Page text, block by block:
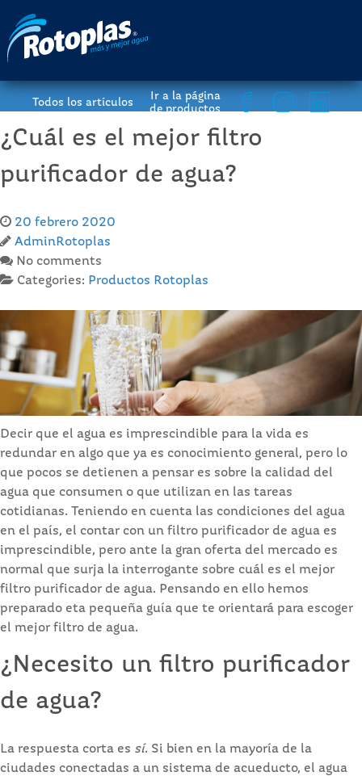
Todos los artículos
Ir a la página
de productos
¿Cuál es el mejor filtro
purificador de agua?
20 febrero 2020
AdminRotoplas
No comments
Categories: Productos Rotoplas
Decir que el agua es imprescindible para la vida es
redundar en algo que ya es conocimiento general, pero lo
que pocos se detienen a pensar es sobre la calidad del
agua que consumen o que utilizan en las tareas
cotidianas. Teniendo en cuenta las condiciones del agua
en el país, el contar con un filtro purificador de agua es
imprescindible, pero ante la gran oferta del mercado es
normal que surja la interrogante sobre cuál es el mejor
filtro purificador de agua. Pensando en ello hemos
preparado eta pequeña guía que te orientará para escoger
el mejor filtro de agua.
¿Necesito un filtro purificador
de agua?
La respuesta corta es sí. Si bien en la mayoría de la
ciudades conectadas a un sistema de acueducto, el agua